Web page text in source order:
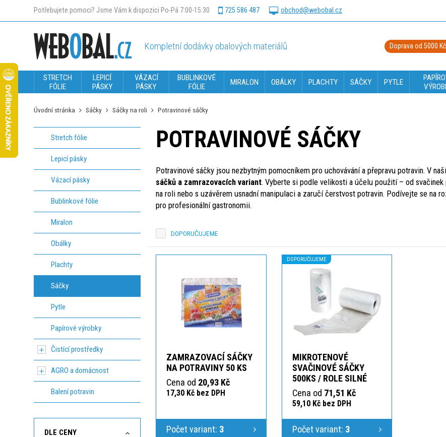
Potřebujete pomoci? Jsme Vám k dispozici Po-Pá 7:00-15:30 725 586 487 obchod@webobal.cz
Kompletní dodávky obalových materiálů Doprava od 5000
STRETCH
FÓLIE
LEPICÍ
PÁSKY
VÁZACÍ
PÁSKY
BUBLINKOVÉ
FÓLIE
MIRALON OBÁLKY PLACHTY SÁČKY PYTLE
Úvodní stránka Sáčky Sáčky na roli Potravinové sáčky
POTRAVINOVÉ SÁČKY
Potravinové sáčky jsou nezbytným pomocníkem pro uchovávání a přepravu potravin. V
sáčků a zamrazovacích variant. Vyberte si podle velikosti a účelu použití – od
na roli nebo s uzávěrem usnadní manipulaci a zaručí čerstvost potravin. Podívejte se na
pro profesionální gastronomii.
DOPORUČUJEME
ZAMRAZOVACÍ SÁČKY
NA POTRAVINY 50 KS
Cena od 20,93 Kč
17,30 Kč bez DPH
Počet variant: 3
DOPORUČUJEME
MIKROTENOVÉ
SVAČINOVÉ SÁČKY
500KS / ROLE SILNÉ
Cena od 71,51 Kč
59,10 Kč bez DPH
Počet variant: 3
Stretch fólie
Lepicí pásky
Vázací pásky
Bublinkové fólie
Miralon
Obálky
Plachty
Sáčky
Pytle
Papírové výrobky
Čistící prostředky
AGRO a domácnost
Balení potravin
DLE CENY